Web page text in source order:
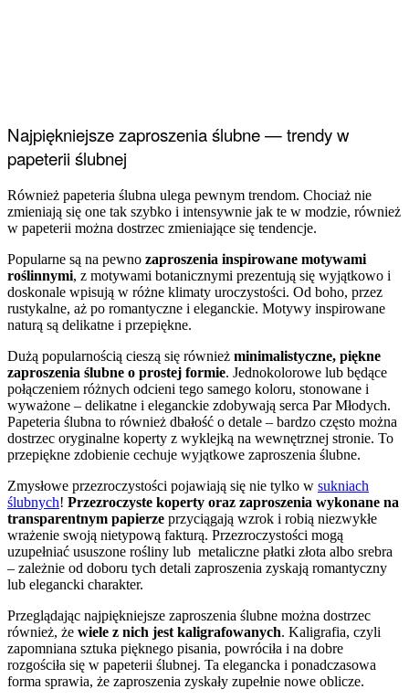
Najpiękniejsze zaproszenia ślubne — trendy w
papeterii ślubnej
Również papeteria ślubna ulega pewnym trendom. Chociaż nie
zmieniają się one tak szybko i intensywnie jak te w modzie, również
w papeterii można dostrzec zmieniające się tendencje.
Popularne są na pewno zaproszenia inspirowane motywami
roślinnymi, z motywami botanicznymi prezentują się wyjątkowo i
doskonale wpisują w różne klimaty uroczystości. Od boho, przez
rustykalne, aż po romantyczne i eleganckie. Motywy inspirowane
naturą są delikatne i przepiękne.
Dużą popularnością cieszą się również minimalistyczne, piękne
zaproszenia ślubne o prostej formie. Jednokolorowe lub będące
połączeniem różnych odcieni tego samego koloru, stonowane i
wyważone – delikatne i eleganckie zdobywają serca Par Młodych.
Papeteria ślubna to również dbałość o detale – bardzo często można
dostrzec oryginalne koperty z wyklejką na wewnętrznej stronie. To
przepiękne zdobienie cechuje wyjątkowe zaproszenia ślubne.
Zmysłowe przezroczystości pojawiają się nie tylko w sukniach
ślubnych! Przezroczyste koperty oraz zaproszenia wykonane na
transparentnym papierze przyciągają wzrok i robią niezwykłe
wrażenie swoją nietypową fakturą. Przezroczystości mogą
uzupełniać ususzone rośliny lub metaliczne płatki złota albo srebra
– zależnie od doboru tych detali zaproszenia zyskają romantyczny
lub elegancki charakter.
Przeglądając najpiękniejsze zaproszenia ślubne można dostrzec
również, że wiele z nich jest kaligrafowanych. Kaligrafia, czyli
zapomniana sztuka pięknego pisania, powróciła i na dobre
rozgościła się w papeterii ślubnej. Ta elegancka i ponadczasowa
forma sprawia, że zaproszenia zyskały zupełnie nowe oblicze.